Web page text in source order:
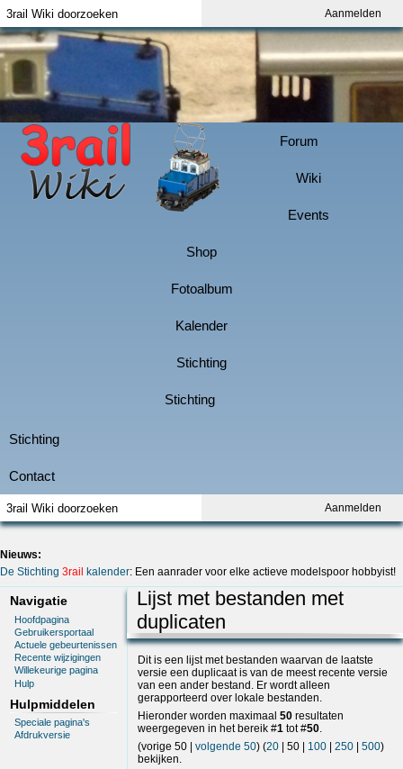
Aanmelden
Aanmelden
Nieuws:
De Stichting 3rail kalender: Een aanrader voor elke actieve modelspoor hobbyist!
Navigatie
Hoofdpagina
Gebruikersportaal
Actuele gebeurtenissen
Recente wijzigingen
Willekeurige pagina
Hulp
Hulpmiddelen
Speciale pagina's
Afdrukversie
Lijst met bestanden met
duplicaten
Dit is een lijst met bestanden waarvan de laatste
versie een duplicaat is van de meest recente versie
van een ander bestand. Er wordt alleen
gerapporteerd over lokale bestanden.
Hieronder worden maximaal 50 resultaten
weergegeven in het bereik #1 tot #50.
(vorige 50| volgende 50) (20| 50| 100| 250| 500)
bekijken.